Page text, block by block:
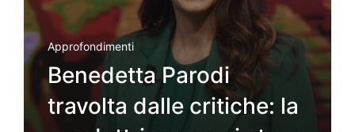
Approfondimenti
Benedetta Parodi
travolta dalle critiche: la